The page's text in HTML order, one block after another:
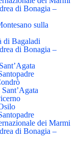
di Bonagia –
sulla
di Bagaladi
di Bonagia –
dei Marmi
di Bonagia –